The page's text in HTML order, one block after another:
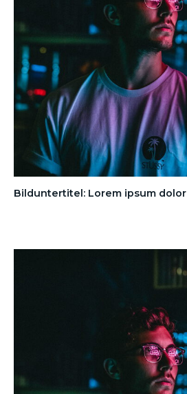
Bilduntertitel: Lorem ipsum dolor